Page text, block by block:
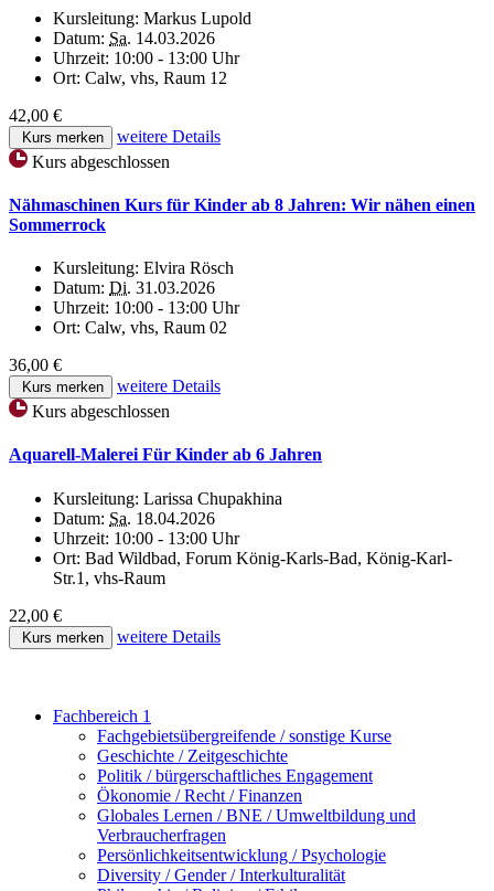
Kursleitung: Markus Lupold
Datum: Sa. 14.03.2026
Uhrzeit: 10:00 - 13:00 Uhr
Ort: Calw, vhs, Raum 12
42,00 €
Kurs merken
weitere Details
Kurs abgeschlossen
Nähmaschinen Kurs für Kinder ab 8 Jahren: Wir nähen einen
Sommerrock
Kursleitung: Elvira Rösch
Datum: Di. 31.03.2026
Uhrzeit: 10:00 - 13:00 Uhr
Ort: Calw, vhs, Raum 02
36,00 €
Kurs merken
weitere Details
Kurs abgeschlossen
Aquarell-Malerei Für Kinder ab 6 Jahren
Kursleitung: Larissa Chupakhina
Datum: Sa. 18.04.2026
Uhrzeit: 10:00 - 13:00 Uhr
Ort: Bad Wildbad, Forum König-Karls-Bad, König-Karl-
Str.1, vhs-Raum
22,00 €
Kurs merken weitere Details
Fachbereich 1
Fachgebietsübergreifende / sonstige Kurse
Geschichte / Zeitgeschichte
Politik / bürgerschaftliches Engagement
Ökonomie / Recht / Finanzen
Globales Lernen / BNE / Umweltbildung und
Verbraucherfragen
Persönlichkeitsentwicklung / Psychologie
Diversity / Gender / Interkulturalität